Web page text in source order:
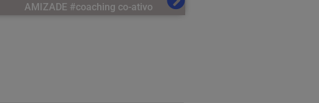
AMIZADE #coaching co-ativo